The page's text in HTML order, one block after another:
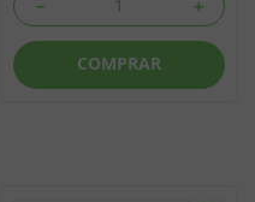
＋
－
COMPRAR